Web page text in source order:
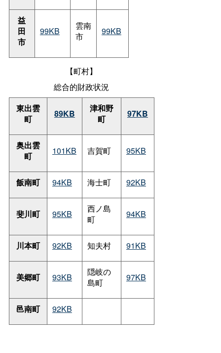
益
田
市
99KB
雲南
市
99KB
【町村】
総合的財政状況
東出雲
町
89KB
津和野
町
97KB
奥出雲
町
101KB 吉賀町 95KB
飯南町 94KB 海士町 92KB
斐川町 95KB
西ノ島
町
94KB
川本町 92KB 知夫村 91KB
美郷町 93KB
隠岐の
島町
97KB
邑南町 92KB